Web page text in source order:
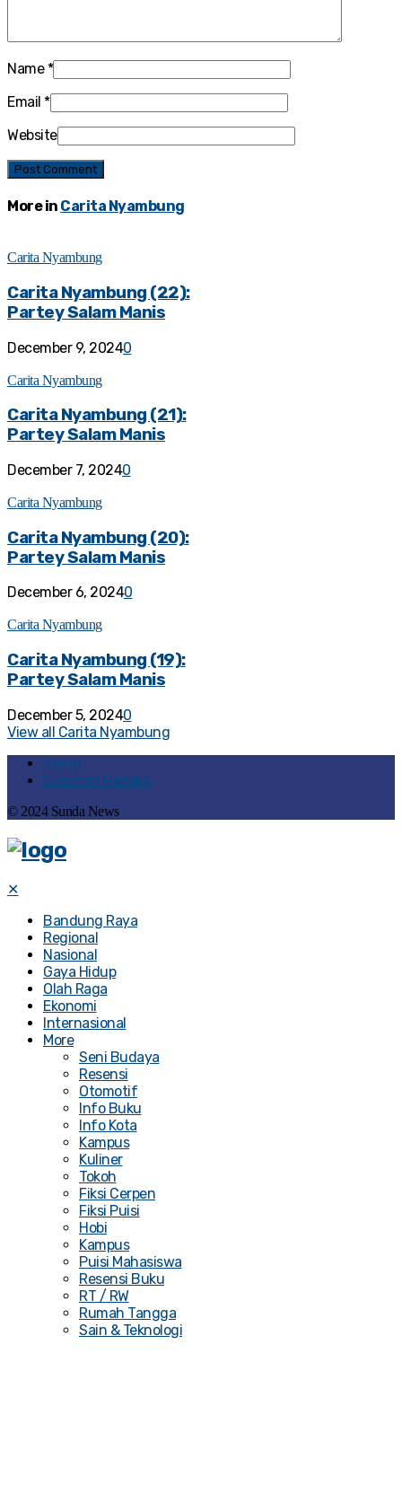
Name *
Email *
Website
More in Carita Nyambung
Carita Nyambung
Carita Nyambung (22):
Partey Salam Manis
December 9, 20240
Carita Nyambung
Carita Nyambung (21):
Partey Salam Manis
December 7, 20240
Carita Nyambung
Carita Nyambung (20):
Partey Salam Manis
December 6, 20240
Carita Nyambung
Carita Nyambung (19):
Partey Salam Manis
December 5, 20240
View all Carita Nyambung
Home
Susunan Redaksi
© 2024 Sunda News
✕
Bandung Raya
Regional
Nasional
Gaya Hidup
Olah Raga
Ekonomi
Internasional
More
Seni Budaya
Resensi
Otomotif
Info Buku
Info Kota
Kampus
Kuliner
Tokoh
Fiksi Cerpen
Fiksi Puisi
Hobi
Kampus
Puisi Mahasiswa
Resensi Buku
RT / RW
Rumah Tangga
Sain & Teknologi